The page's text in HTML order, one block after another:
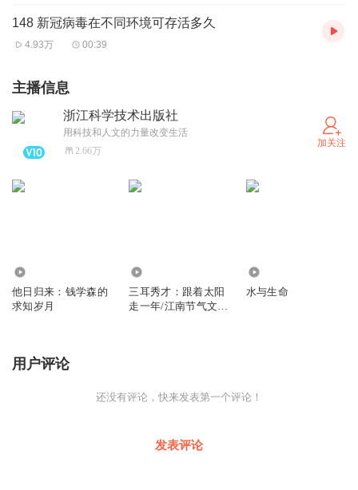
148 新冠病毒在不同环境可存活多久
4.93万 00:39
主播信息
浙江科学技术出版社
用科技和人文的力量改变生活
2.66万
加关注
他日归来：钱学森的
求知岁月
三耳秀才：跟着太阳
走一年/江南节气文化
水与生命
用户评论
还没有评论，快来发表第一个评论！
发表评论